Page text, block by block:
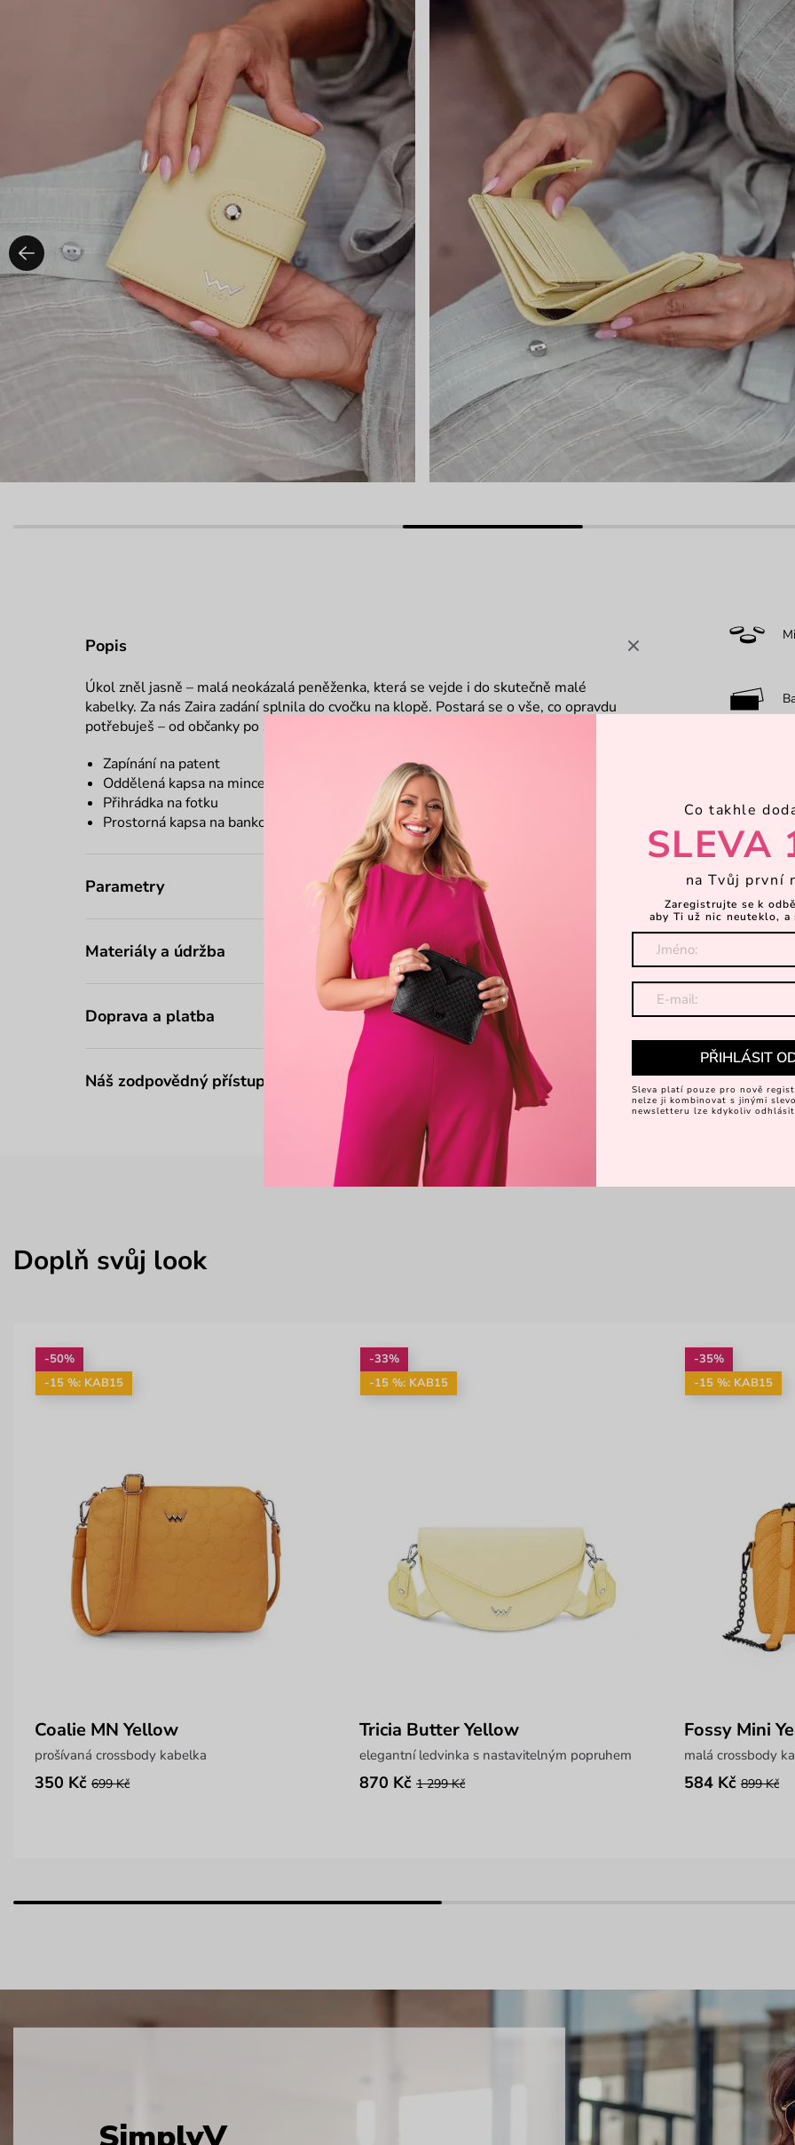
Popis
Úkol zněl jasně – malá neokázalá peněženka, která se vejde i do skutečně malé
kabelky. Za nás Zaira zadání splnila do cvočku na klopě. Postará se o vše, co opravdu
potřebuješ – od občanky po žeton do nákupního košíku.
Zapínání na patent
Oddělená kapsa na mince
Přihrádka na fotku
Prostorná kapsa na bankovky
Parametry
Materiály a údržba
Doprava a platba
Náš zodpovědný přístup
Doplň svůj look
-50%
-15 %: KAB15
Coalie MN Yellow
prošívaná crossbody kabelka
350 Kč 699 Kč
-33%
-15 %: KAB15
Tricia Butter Yellow
elegantní ledvinka s nastavitelným popruhem
870 Kč 1 299 Kč
-35%
-15 %: KAB15
Fossy Mini
malá crossbody
584 Kč 899 Kč
Co takhle
SLEVA
na Tvůj první
Zaregistrujte se k
aby Ti už nic neuteklo, a
PŘIHLÁSIT
Sleva platí pouze pro nově
nelze ji kombinovat s jinými
newsletteru lze kdykoliv